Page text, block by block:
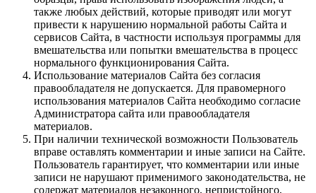
также любых действий, которые приводят или могут
привести к нарушению нормальной работы Сайта и
сервисов Сайта, в частности используя программы для
вмешательства или попытки вмешательства в процесс
нормального функционирования Сайта.
Использование материалов Сайта без согласия
правообладателя не допускается. Для правомерного
использования материалов Сайта необходимо согласие
Администратора сайта или правообладателя
материалов.
При наличии технической возможности Пользователь
вправе оставлять комментарии и иные записи на Сайте.
Пользователь гарантирует, что комментарии или иные
записи не нарушают применимого законодательства, не
содержат материалов незаконного, непристойного,